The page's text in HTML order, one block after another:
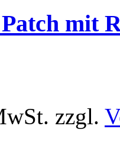
mit
zzgl.